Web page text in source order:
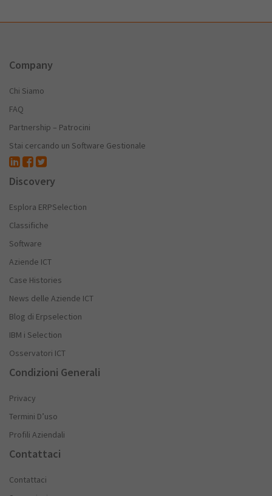
Company
Chi Siamo
FAQ
Partnership – Patrocini
Stai cercando un Software Gestionale
Discovery
Esplora ERPSelection
Classifiche
Software
Aziende ICT
Case Histories
News delle Aziende ICT
Blog di Erpselection
IBM i Selection
Osservatori ICT
Condizioni Generali
Privacy
Termini D’uso
Profili Aziendali
Contattaci
Contattaci